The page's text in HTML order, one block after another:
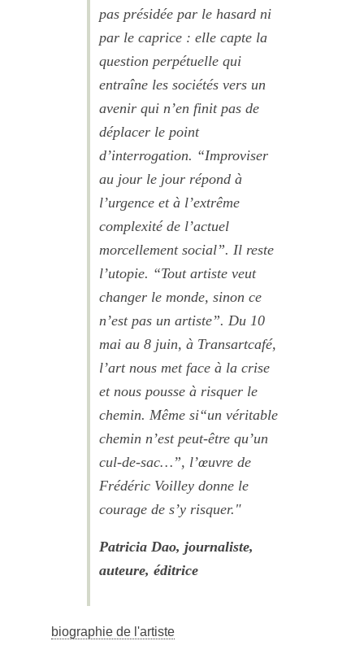
pas présidée par le hasard ni
par le caprice : elle capte la
question perpétuelle qui
entraîne les sociétés vers un
avenir qui n’en finit pas de
déplacer le point
d’interrogation. “Improviser
au jour le jour répond à
l’urgence et à l’extrême
complexité de l’actuel
morcellement social”. Il reste
l’utopie. “Tout artiste veut
changer le monde, sinon ce
n’est pas un artiste”. Du 10
mai au 8 juin, à Transartcafé,
l’art nous met face à la crise
et nous pousse à risquer le
chemin. Même si“un véritable
chemin n’est peut-être qu’un
cul-de-sac…”, l’œuvre de
Frédéric Voilley donne le
courage de s’y risquer."
Patricia Dao, journaliste,
auteure, éditrice
biographie de l'artiste